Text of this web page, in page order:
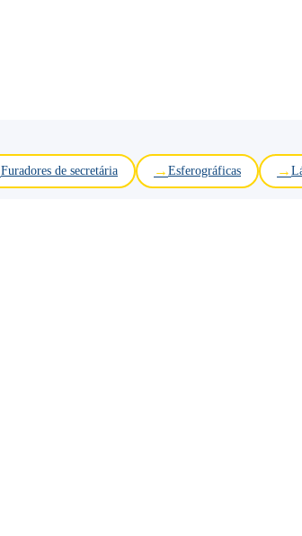
Furadores de secretária Esferográficas